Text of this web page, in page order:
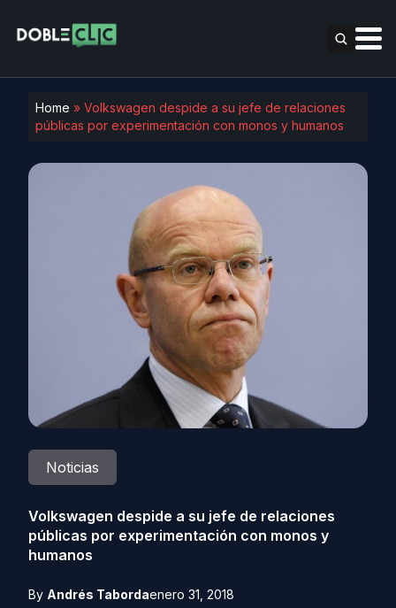
Home » Volkswagen despide a su jefe de relaciones
públicas por experimentación con monos y humanos
Noticias
Volkswagen despide a su jefe de relaciones
públicas por experimentación con monos y
humanos
By Andrés Tabordaenero 31, 2018